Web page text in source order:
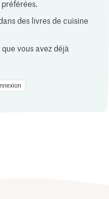
des livres de cuisine
vous avez déjà